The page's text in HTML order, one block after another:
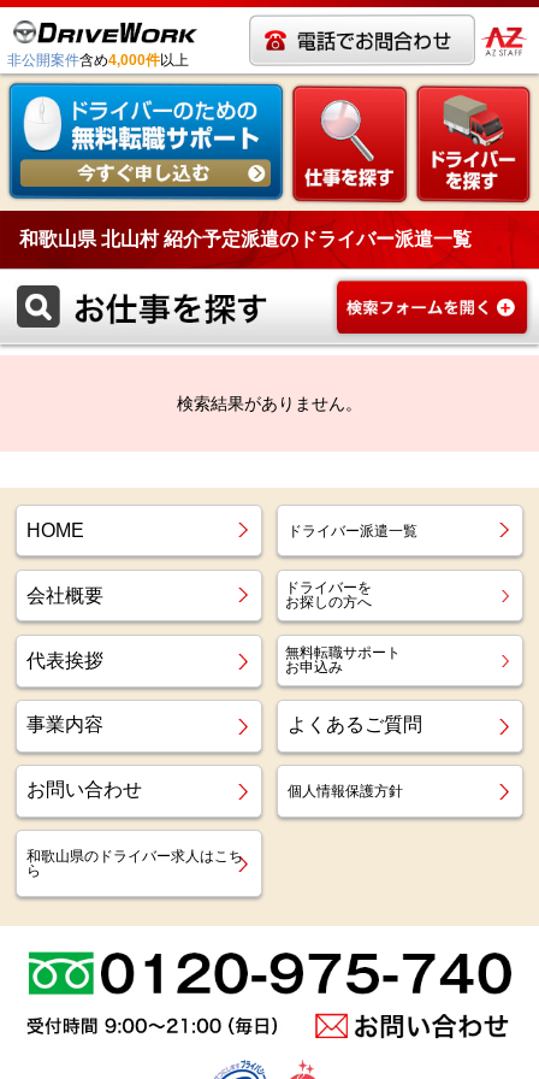
非公開案件含め4,000件以上
和歌山県 北山村 紹介予定派遣のドライバー派遣一覧
検索結果がありません。
HOME ドライバー派遣一覧
会社概要
ドライバーを
お探しの方へ
代表挨拶
無料転職サポート
お申込み
事業内容 よくあるご質問
お問い合わせ 個人情報保護方針
和歌山県のドライバー求人はこち
ら